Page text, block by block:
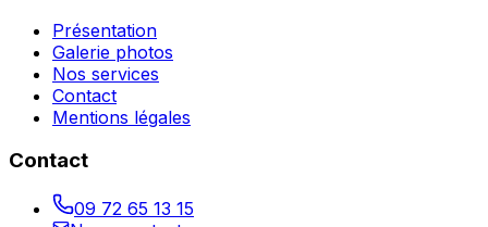
Présentation
Galerie photos
Nos services
Contact
Mentions légales
Contact
09 72 65 13 15